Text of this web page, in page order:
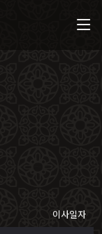
이사일자